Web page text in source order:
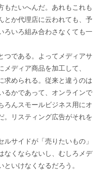
たいへんだ。あれもこれも
とか代理店に云われても、予
ろいろ組み合わさなくても一
である。よってメディアサ
ディア商品を加工して、
求められる。従来と違うのは
るかであって、オンラインで
ろんスモールビジネス用にオ
。リスティング広告がそれを
サイドが「売りたいもの」
なくならないし、むしろメデ
いけなくなるだろう。